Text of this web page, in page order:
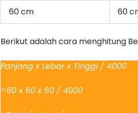
60 cm 60
Berikut adalah cara menghitung
Panjang x Lebar x Tinggi / 4000
=60 x 60 x 60 / 4000